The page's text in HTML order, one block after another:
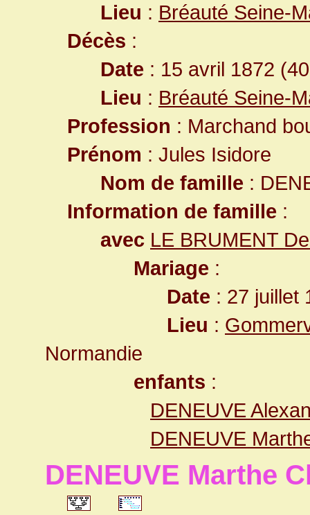
Lieu : Bréauté Seine-
Décès :
Date : 15 avril 1872
Lieu : Bréauté Seine-
Profession : Marchand
Prénom : Jules Isidore
Nom de famille :
Information de famille :
avec LE BRUMENT
Mariage :
Date : 27 juillet
Lieu :
Normandie
enfants :
DENEUVE
DENEUVE
DENEUVE Marthe